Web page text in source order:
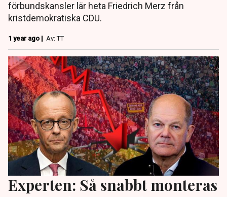
förbundskansler lär heta Friedrich Merz från
kristdemokratiska CDU.
1 year ago | Av: TT
Experten: Så snabbt monteras